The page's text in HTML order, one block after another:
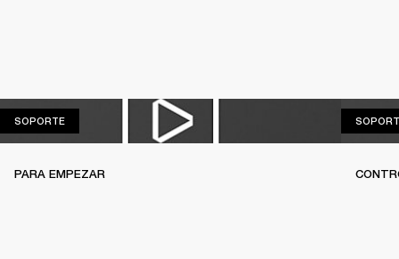
SOPORTESOPORTE
PARA EMPEZAR